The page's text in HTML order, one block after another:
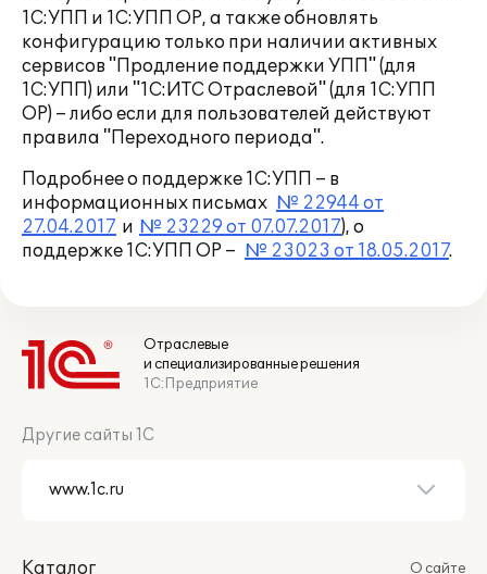
1С:УПП и 1С:УПП ОР, а также обновлять
конфигурацию только при наличии активных
сервисов "Продление поддержки УПП" (для
1С:УПП) или "1С:ИТС Отраслевой" (для 1С:УПП
ОР) – либо если для пользователей действуют
правила "Переходного периода".
Подробнее о поддержке 1С:УПП – в
информационных письмах № 22944 от
27.04.2017 и № 23229 от 07.07.2017), о
поддержке 1С:УПП ОР – № 23023 от 18.05.2017.
Отраслевые
и специализированные решения
1С:Предприятие
Другие сайты 1С
Каталог О сайте